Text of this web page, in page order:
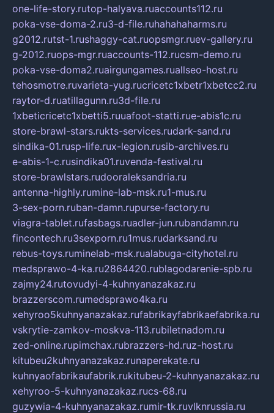
one-life-story.rutop-halyava.ruaccounts112.ru
poka-vse-doma-2.ru3-d-file.ruhahahaharms.ru
g2012.rutst-1.rushaggy-cat.ruopsmgr.ruev-gallery.ru
g-2012.ruops-mgr.ruaccounts-112.rucsm-demo.ru
poka-vse-doma2.ruairgungames.ruallseo-host.ru
tehosmotre.ruvarieta-yug.rucricetc1xbetr1xbetcc2.ru
raytor-d.ruatillagunn.ru3d-file.ru
1xbeticricetc1xbetti5.ruuafoot-statti.rue-abis1c.ru
store-brawl-stars.rukts-services.rudark-sand.ru
sindika-01.rusp-life.rux-legion.rusib-archives.ru
e-abis-1-c.rusindika01.ruvenda-festival.ru
store-brawlstars.rudooraleksandria.ru
antenna-highly.rumine-lab-msk.ru1-mus.ru
3-sex-porn.ruban-damn.rupurse-factory.ru
viagra-tablet.rufasbags.ruadler-jun.rubandamn.ru
fincontech.ru3sexporn.ru1mus.rudarksand.ru
rebus-toys.ruminelab-msk.rualabuga-cityhotel.ru
medsprawo-4-ka.ru2864420.rublagodarenie-spb.ru
zajmy24.rutovudyi-4-kuhnyanazakaz.ru
brazzerscom.rumedsprawo4ka.ru
xehyroo5kuhnyanazakaz.rufabrikayfabrikaefabrika.ru
vskrytie-zamkov-moskva-113.rubiletnadom.ru
zed-online.rupimchax.rubrazzers-hd.ruz-host.ru
kitubeu2kuhnyanazakaz.runaperekate.ru
kuhnyaofabrikaufabrik.rukitubeu-2-kuhnyanazakaz.ru
xehyroo-5-kuhnyanazakaz.rucs-68.ru
guzywia-4-kuhnyanazakaz.rumir-tk.ruvlknrussia.ru